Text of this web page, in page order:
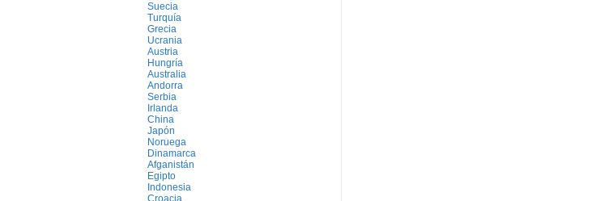
Suecia
Turquía
Grecia
Ucrania
Austria
Hungría
Australia
Andorra
Serbia
Irlanda
China
Japón
Noruega
Dinamarca
Afganistán
Egipto
Indonesia
Croacia